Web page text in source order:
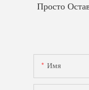
Просто
Имя